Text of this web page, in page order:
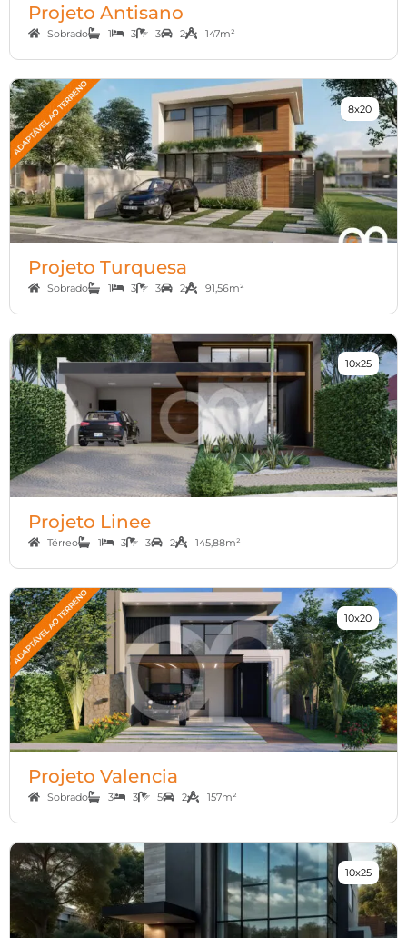
Projeto Antisano
Sobrado 1 3 3 2 147m²
8x20
Projeto Turquesa
Sobrado 1 3 3 2 91,56m²
10x25
Projeto Linee
Térreo 1 3 3 2 145,88m²
10x20
Projeto Valencia
Sobrado 3 3 5 2 157m²
10x25